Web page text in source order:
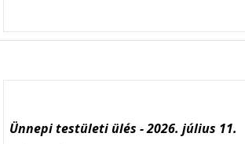
Ünnepi testületi ülés - 2026. július 11.